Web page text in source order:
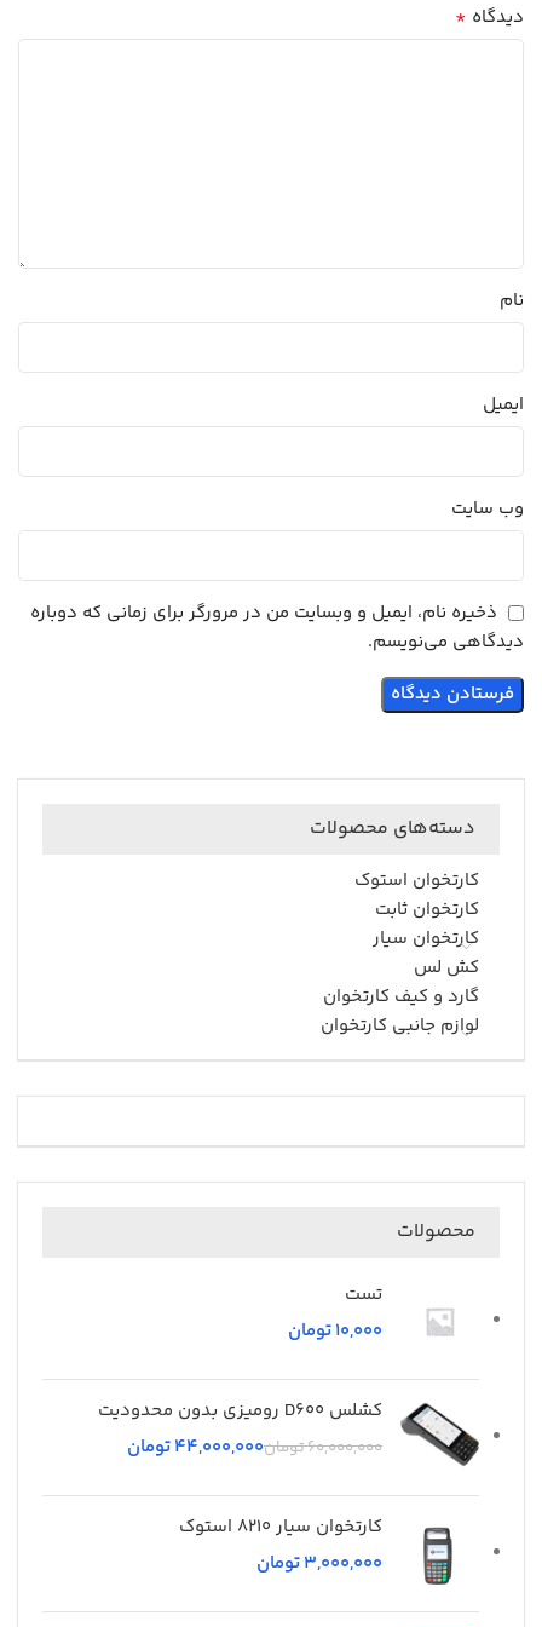
دیدگاه *
نام
ایمیل
وب‌ سایت
ذخیره نام، ایمیل و وبسایت من در مرورگر برای زمانی که دوباره
دیدگاهی می‌نویسم.
دسته‌های محصولات
کارتخوان استوک
کارتخوان ثابت
کارتخوان سیار
کش لس
گارد و کیف کارتخوان
لوازم جانبی کارتخوان
محصولات
تست
تومان
کشلس D600 رومیزی بدون محدودیت
60,000,000تومان44,000,000تومان
کارتخوان سیار 8210 استوک
تومان